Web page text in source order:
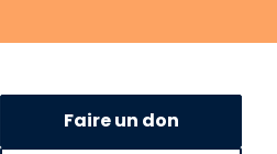
Faire un don